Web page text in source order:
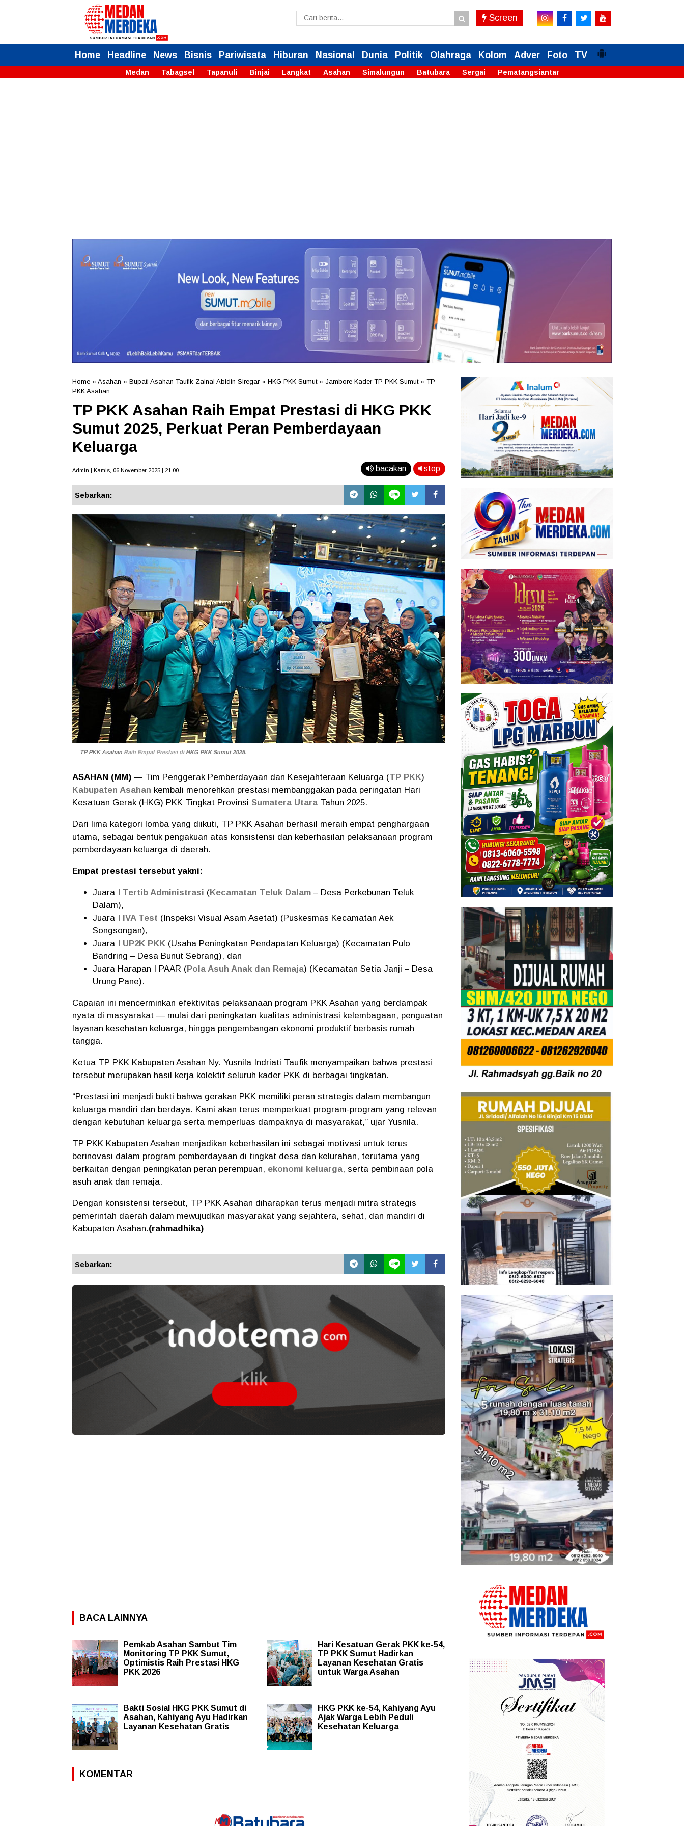
Screen
Home Headline News Bisnis Pariwisata Hiburan Nasional Dunia Politik Olahraga Kolom Adver Foto TV
Medan Tabagsel Tapanuli Binjai Langkat Asahan Simalungun Batubara Sergai Pematangsiantar
Home » Asahan » Bupati Asahan Taufik Zainal Abidin Siregar » HKG PKK Sumut» Jambore Kader TP PKK Sumut» TP
PKK Asahan
TP PKK Asahan Raih Empat Prestasi di HKG PKK
Sumut 2025, Perkuat Peran Pemberdayaan
Keluarga
Admin | Kamis, 06 November 2025 | 21.00 bacakan stop
Sebarkan:
TP PKK Asahan Raih Empat Prestasi di HKG PKK Sumut 2025.
ASAHAN (MM) — Tim Penggerak Pemberdayaan dan Kesejahteraan Keluarga (TP PKK)
Kabupaten Asahan kembali menorehkan prestasi membanggakan pada peringatan Hari
Kesatuan Gerak (HKG) PKK Tingkat Provinsi Sumatera UtaraTahun 2025.
Dari lima kategori lomba yang diikuti, TP PKK Asahan berhasil meraih empat penghargaan
utama, sebagai bentuk pengakuan atas konsistensi dan keberhasilan pelaksanaan program
pemberdayaan keluarga di daerah.
Empat prestasi tersebut yakni:
Juara I Tertib Administrasi (Kecamatan Teluk Dalam – Desa Perkebunan Teluk
Dalam),
Juara I IVA Test (Inspeksi Visual Asam Asetat) (Puskesmas Kecamatan Aek
Songsongan),
Juara I UP2K PKK (Usaha Peningkatan Pendapatan Keluarga) (Kecamatan Pulo
Bandring – Desa Bunut Sebrang), dan
Juara Harapan I PAAR (Pola Asuh Anak dan Remaja) (Kecamatan Setia Janji – Desa
Urung Pane).
Capaian ini mencerminkan efektivitas pelaksanaan program PKK Asahan yang berdampak
nyata di masyarakat — mulai dari peningkatan kualitas administrasi kelembagaan, penguatan
layanan kesehatan keluarga, hingga pengembangan ekonomi produktif berbasis rumah
tangga.
Ketua TP PKK Kabupaten Asahan Ny. Yusnila Indriati Taufik menyampaikan bahwa prestasi
tersebut merupakan hasil kerja kolektif seluruh kader PKK di berbagai tingkatan.
“Prestasi ini menjadi bukti bahwa gerakan PKK memiliki peran strategis dalam membangun
keluarga mandiri dan berdaya. Kami akan terus memperkuat program-program yang relevan
dengan kebutuhan keluarga serta memperluas dampaknya di masyarakat,” ujar Yusnila.
TP PKK Kabupaten Asahan menjadikan keberhasilan ini sebagai motivasi untuk terus
berinovasi dalam program pemberdayaan di tingkat desa dan kelurahan, terutama yang
berkaitan dengan peningkatan peran perempuan, ekonomi keluarga, serta pembinaan pola
asuh anak dan remaja.
Dengan konsistensi tersebut, TP PKK Asahan diharapkan terus menjadi mitra strategis
pemerintah daerah dalam mewujudkan masyarakat yang sejahtera, sehat, dan mandiri di
Kabupaten Asahan.(rahmadhika)
Sebarkan:
BACA LAINNYA
Pemkab Asahan Sambut Tim
Monitoring TP PKK Sumut,
Optimistis Raih Prestasi HKG
PKK 2026
Hari Kesatuan Gerak PKK ke-54,
TP PKK Sumut Hadirkan
Layanan Kesehatan Gratis
untuk Warga Asahan
Bakti Sosial HKG PKK Sumut di
Asahan, Kahiyang Ayu Hadirkan
Layanan Kesehatan Gratis
HKG PKK ke-54, Kahiyang Ayu
Ajak Warga Lebih Peduli
Kesehatan Keluarga
KOMENTAR